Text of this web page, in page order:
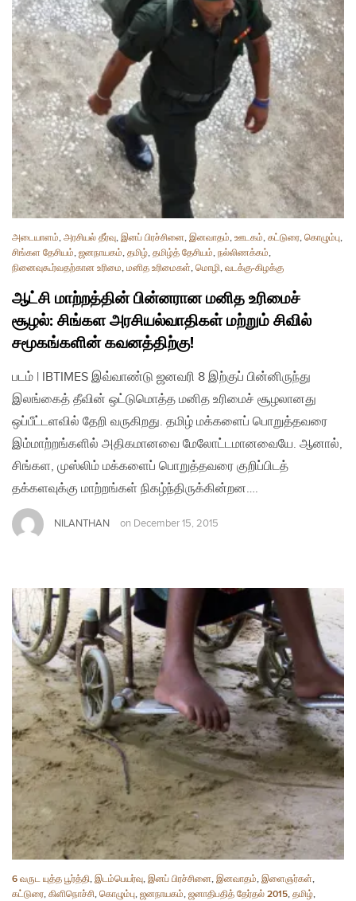
அடையாளம், அரசியல் தீர்வு, இனப் பிரச்சினை, இனவாதம், ஊடகம், கட்டுரை, கொழும்பு,
சிங்கள தேசியம், ஜனநாயகம், தமிழ், தமிழ்த் தேசியம், நல்லிணக்கம்,
நினைவுகூர்வதற்கான உரிமை, மனித உரிமைகள், மொழி, வடக்கு-கிழக்கு
ஆட்சி மாற்றத்தின் பின்னரான மனித உரிமைச்
சூழல்: சிங்கள அரசியல்வாதிகள் மற்றும் சிவில்
சமூகங்களின் கவனத்திற்கு!
படம் | IBTIMES இவ்வாண்டு ஜனவரி 8 இற்குப் பின்னிருந்து
இலங்கைத் தீவின் ஒட்டுமொத்த மனித உரிமைச் சூழலானது
ஒப்பீட்டளவில் தேறி வருகிறது. தமிழ் மக்களைப் பொறுத்தவரை
இம்மாற்றங்களில் அதிகமானவை மேலோட்டமானவையே. ஆனால்,
சிங்கள, முஸ்லிம் மக்களைப் பொறுத்தவரை குறிப்பிடத்
தக்களவுக்கு மாற்றங்கள் நிகழ்ந்திருக்கின்றன….
NILANTHAN on December 15, 2015
6 வருட யுத்த பூர்த்தி, இடம்பெயர்வு, இனப் பிரச்சினை, இனவாதம், இளைஞர்கள்,
கட்டுரை, கிளிநொச்சி, கொழும்பு, ஜனநாயகம், ஜனாதிபதித் தேர்தல் 2015, தமிழ்,